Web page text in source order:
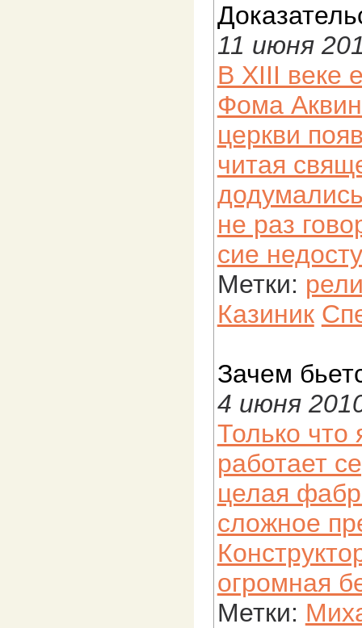
11 июня
В XIII веке
Фома
церкви
читая
не раз
сие
Метки:
Казиник
Зачем
4 июня
Только что
работает
целая
сложное
огромная
Метки: